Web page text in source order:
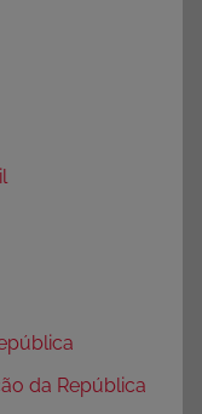
da República